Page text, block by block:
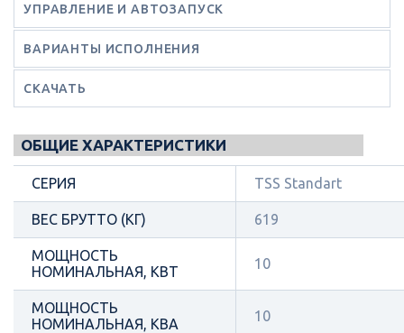
УПРАВЛЕНИЕ И АВТОЗАПУСК
ВАРИАНТЫ ИСПОЛНЕНИЯ
СКАЧАТЬ
ОБЩИЕ ХАРАКТЕРИСТИКИ
СЕРИЯ TSS Standart
ВЕС БРУТТО (КГ) 619
МОЩНОСТЬ
НОМИНАЛЬНАЯ, КВТ
10
МОЩНОСТЬ
НОМИНАЛЬНАЯ, КВА
10